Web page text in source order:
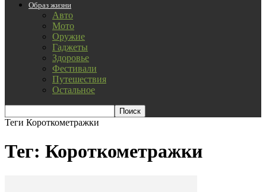
Образ жизни
Авто
Мото
Оружие
Гаджеты
Здоровье
Фестивали
Путешествия
Остальное
Теги Короткометражки
Тег: Короткометражки